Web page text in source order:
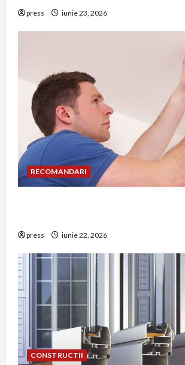
press iunie 23, 2026
RECOMANDARI
press iunie 22, 2026
CONSTRUCTII